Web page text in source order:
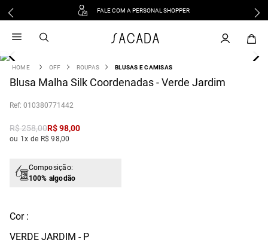
FALE COM A PERSONAL SHOPPER
OFF ROUPAS BLUSAS E CAMISAS
Blusa Malha Silk Coordenadas - Verde Jardim
: 010380771442
R$258,00R$98,00
ou 1x de R$ 98,00
Composição:
100% algodão
Cor :
VERDE JARDIM - P
vestido
3 º blusa
º tricot
º macacão
jeans
vestido curto